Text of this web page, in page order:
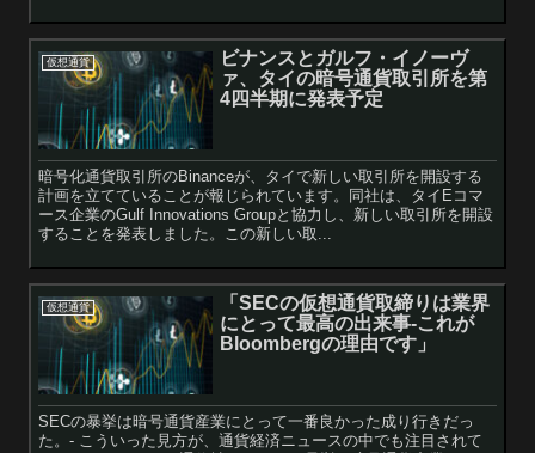
仮想通貨
ビナンスとガルフ・イノーヴ
ァ、タイの暗号通貨取引所を第
4四半期に発表予定
暗号化通貨取引所のBinanceが、タイで新しい取引所を開設する
計画を立てていることが報じられています。同社は、タイEコマ
ース企業のGulf Innovations Groupと協力し、新しい取引所を開設
することを発表しました。この新しい取...
仮想通貨
「SECの仮想通貨取締りは業界
にとって最高の出来事-これが
Bloombergの理由です」
SECの暴挙は暗号通貨産業にとって一番良かった成り行きだっ
た。- こういった見方が、通貨経済ニュースの中でも注目されて